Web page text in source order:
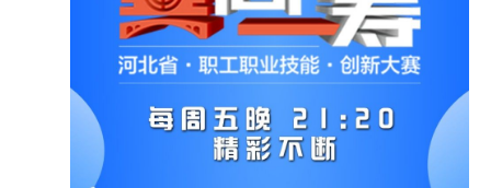
结协作，用专业和技能，在赛场上绽放属于家
政人的光芒。
锁定河北卫视，更多精彩，共同见证！